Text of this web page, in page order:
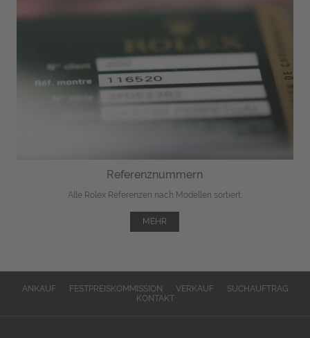
Referenznummern
Alle Rolex Referenzen nach Modellen sortiert.
MEHR
ANKAUF FESTPREISKOMMISSION VERKAUF
SUCHAUFTRAG
KONTAKT